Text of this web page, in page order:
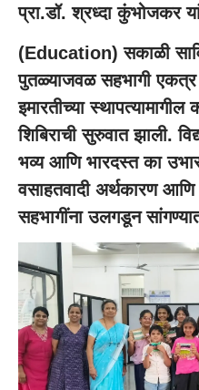
प्रा.डॉ. श्रध्दा कुंभोजकर
(Education) सकाळी
पुतळ्याजवळ सहभागी एकत्र
इमारतीच्या स्थापत्यामागील
शिबिराची सुरुवात झाली.
भव्य आणि भारदस्त का
वसाहतवादी अर्थकारण आणि
सहभागींना उलगडून